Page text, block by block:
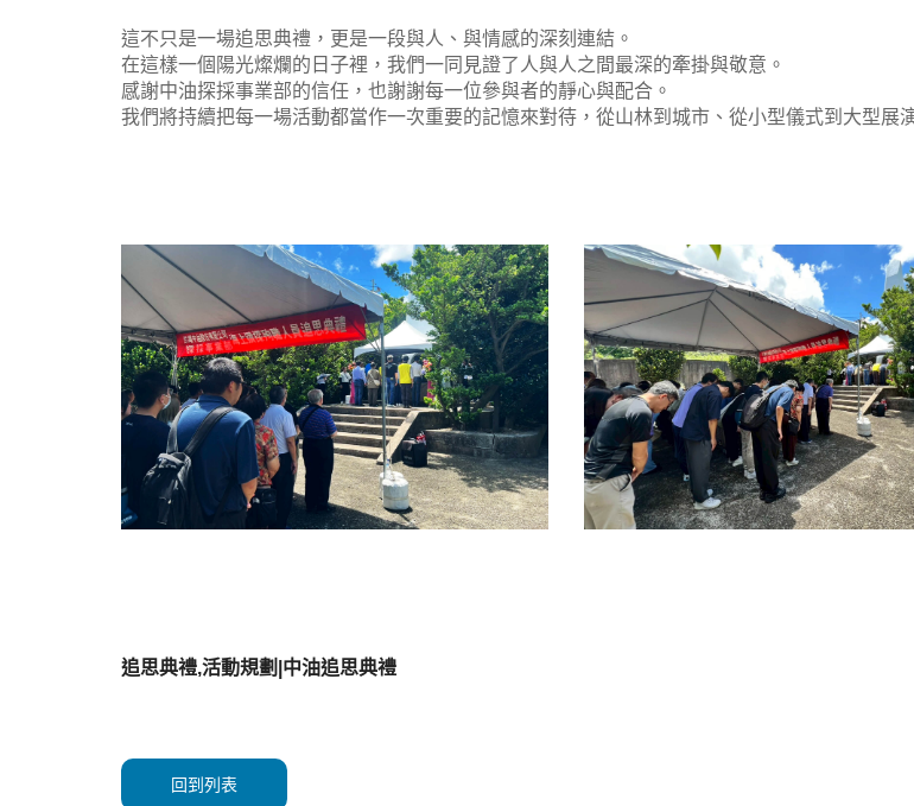
這不只是一場追思典禮，更是一段與人、與情感的深刻連結。
在這樣一個陽光燦爛的日子裡，我們一同見證了人與人之間最深的牽掛與敬意。
感謝中油探採事業部的信任，也謝謝每一位參與者的靜心與配合。
我們將持續把每一場活動都當作一次重要的記憶來對待，從山林到城市、從小型儀式到大型展
追思典禮,活動規劃|中油追思典禮
回到列表